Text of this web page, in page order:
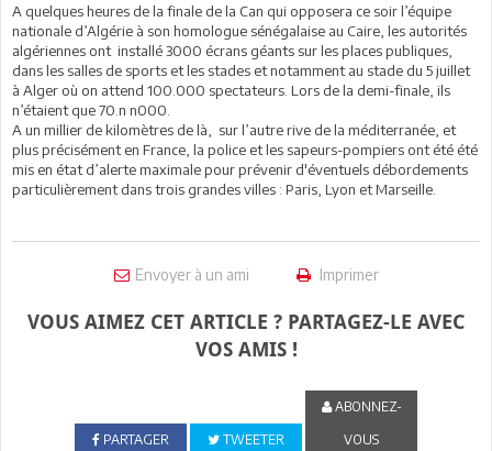
A quelques heures de la finale de la Can qui opposera ce soir l’équipe
nationale d’Algérie à son homologue sénégalaise au Caire, les autorités
algériennes ont installé 3000 écrans géants sur les places publiques,
dans les salles de sports et les stades et notamment au stade du 5 juillet
à Alger où on attend 100.000 spectateurs. Lors de la demi-finale, ils
n’étaient que 70.n n000.
A un millier de kilomètres de là, sur l’autre rive de la méditerranée, et
plus précisément en France, la police et les sapeurs-pompiers ont été été
mis en état d’alerte maximale pour prévenir d'éventuels débordements
particulièrement dans trois grandes villes : Paris, Lyon et Marseille.
Envoyer à un ami Imprimer
VOUS AIMEZ CET ARTICLE ? PARTAGEZ-LE AVEC
VOS AMIS !
PARTAGER TWEETER
ABONNEZ-
VOUS